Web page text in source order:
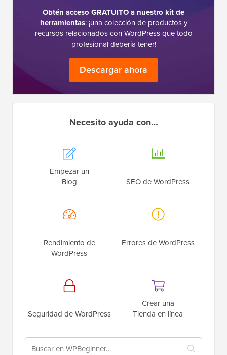
Obtén acceso GRATUITO a nuestro kit de
herramientas: ¡una colección de productos y
recursos relacionados con WordPress que todo
profesional debería tener!
Descargar ahora
Necesito ayuda con…
Empezar un
Blog
SEO de WordPress
Rendimiento de
WordPress
Errores de WordPress
Seguridad de WordPress
Crear una
Tienda en línea